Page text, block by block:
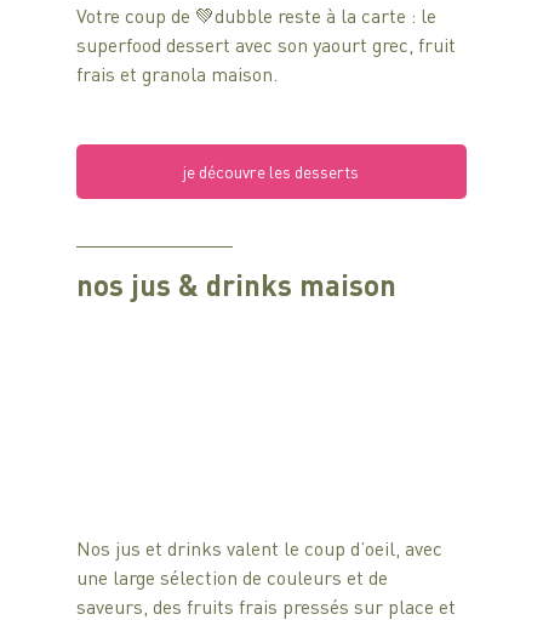
Votre coup de 💚dubble reste à la carte : le
superfood dessert avec son yaourt grec, fruit
frais et granola maison.
je découvre les desserts
nos jus & drinks maison
Nos jus et drinks valent le coup d’oeil, avec
une large sélection de couleurs et de
saveurs, des fruits frais pressés sur place et